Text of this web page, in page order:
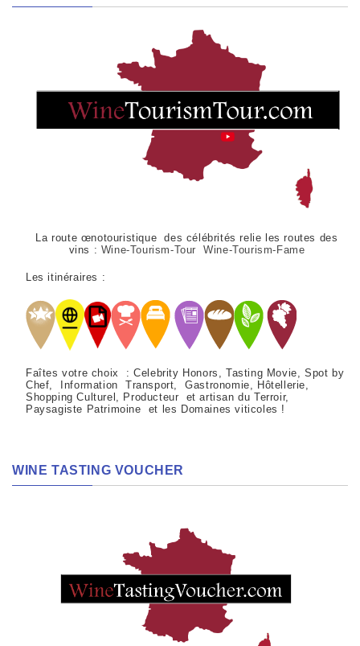
La route œnotouristique des célébrités relie les routes des
vins : Wine-Tourism-Tour Wine-Tourism-Fame
Les itinéraires :
Faîtes votre choix : Celebrity Honors, Tasting Movie, Spot by
Chef, Information Transport, Gastronomie, Hôtellerie,
Shopping Culturel, Producteur et artisan du Terroir,
Paysagiste Patrimoine et les Domaines viticoles !
WINE TASTING VOUCHER